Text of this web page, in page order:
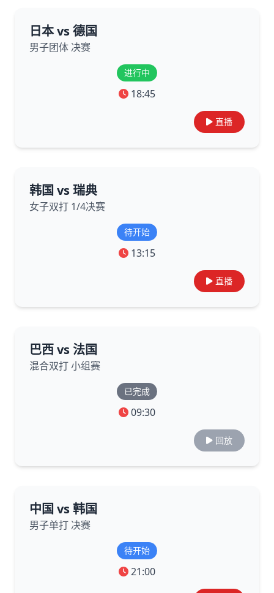
日本 vs 德国
男子团体 决赛
进行中
18:45
直播
韩国 vs 瑞典
女子双打 1/4决赛
待开始
13:15
直播
巴西 vs 法国
混合双打 小组赛
已完成
09:30
回放
中国 vs 韩国
男子单打 决赛
待开始
21:00